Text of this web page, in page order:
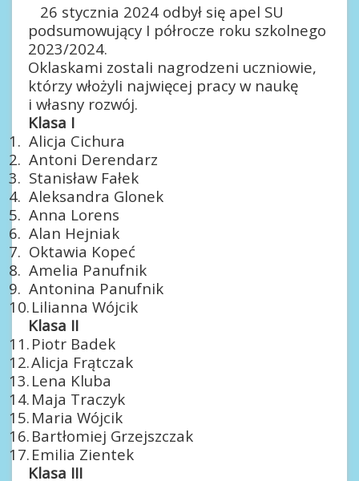
26 stycznia 2024 odbył się apel SU
podsumowujący I półrocze roku szkolnego
2023/2024.
Oklaskami zostali nagrodzeni uczniowie,
którzy włożyli najwięcej pracy w naukę
i własny rozwój.
Klasa I
1. Alicja Cichura
2. Antoni Derendarz
3. Stanisław Fałek
4. Aleksandra Glonek
5. Anna Lorens
6. Alan Hejniak
7. Oktawia Kopeć
8. Amelia Panufnik
9. Antonina Panufnik
10. Lilianna Wójcik
Klasa II
11. Piotr Badek
12.Alicja Frątczak
13. Lena Kluba
14. Maja Traczyk
15. Maria Wójcik
16. Bartłomiej Grzejszczak
17. Emilia Zientek
Klasa III